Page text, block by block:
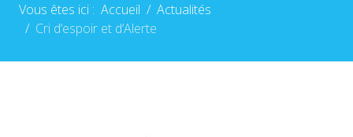
Vous êtes ici : Accueil
Actualités
Cri d’espoir et d’Alerte